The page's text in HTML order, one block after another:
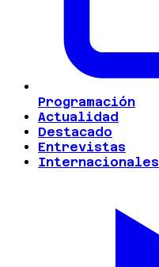
Programación
Actualidad
Destacado
Entrevistas
Internacionales